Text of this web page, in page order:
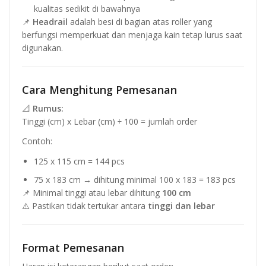
kualitas sedikit di bawahnya
📌 Headrail adalah besi di bagian atas roller yang
berfungsi memperkuat dan menjaga kain tetap lurus saat
digunakan.
Cara Menghitung Pemesanan
📐 Rumus:
Tinggi (cm) x Lebar (cm) ÷ 100 = jumlah order
Contoh:
125 x 115 cm = 144 pcs
75 x 183 cm → dihitung minimal 100 x 183 = 183 pcs
📌 Minimal tinggi atau lebar dihitung 100 cm
⚠️ Pastikan tidak tertukar antara tinggi dan lebar
Format Pemesanan